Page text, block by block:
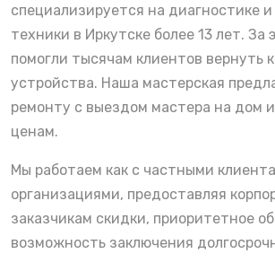
специализируется на диагностике
техники в Иркутске более 13 лет. За
помогли тысячам клиентов вернуть
устройства. Наша мастерская
ремонту с выездом мастера на дом
ценам.
Мы работаем как с частными
организациями, предоставляя
заказчикам скидки, приоритетное
возможность заключения